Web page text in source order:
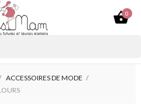

0
ACCESSOIRES DE MODE